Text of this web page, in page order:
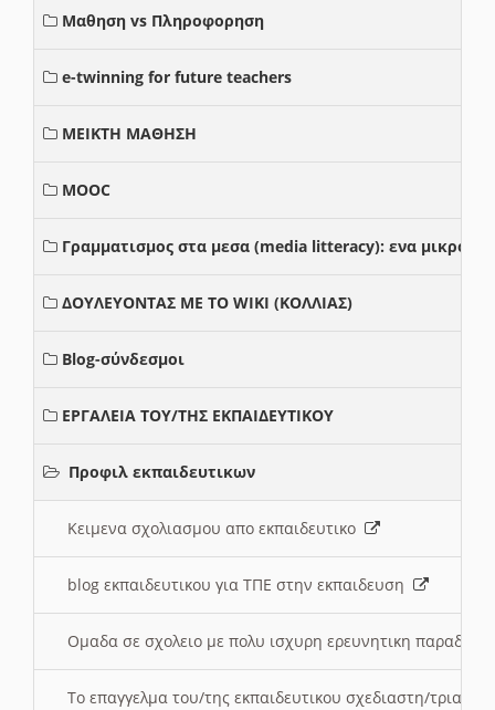
Μαθηση vs Πληροφορηση
e-twinning for future teachers
ΜΕΙΚΤΗ ΜΑΘΗΣΗ
MOOC
Γραμματισμος στα μεσα (media litteracy): ενα μικρο
ΔΟΥΛΕΥΟΝΤΑΣ ΜΕ ΤΟ WIKI (ΚΟΛΛΙΑΣ)
Blog-σύνδεσμοι
ΕΡΓΑΛΕΙΑ ΤΟΥ/ΤΗΣ ΕΚΠΑΙΔΕΥΤΙΚΟΥ
Προφιλ εκπαιδευτικων
Κειμενα σχολιασμου απο εκπαιδευτικο
blog εκπαιδευτικου για ΤΠΕ στην εκπαιδευση
Ομαδα σε σχολειο με πολυ ισχυρη ερευνητικη
Το επαγγελμα του/της εκπαιδευτικου σχεδιαστη/τριας